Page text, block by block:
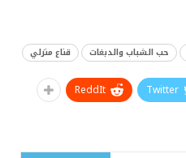
حب الشباب والدبغات قناع منزلي
Twitter
ReddIt